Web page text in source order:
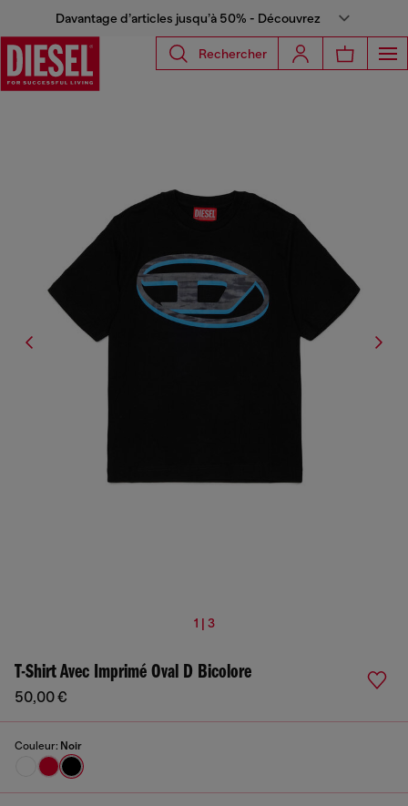
Davantage d’articles jusqu’à 50% - Découvrez
Rechercher
1 | 3
T-Shirt Avec Imprimé Oval D Bicolore
50,00 €
Couleur: Noir